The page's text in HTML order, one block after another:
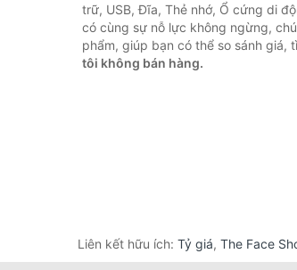
trữ, USB, Đĩa, Thẻ nhớ, Ổ cứng di
có cùng sự nỗ lực không ngừng,
phẩm, giúp bạn có thể so sánh giá,
tôi không bán hàng.
Liên kết hữu ích: Tỷ giá, The Face